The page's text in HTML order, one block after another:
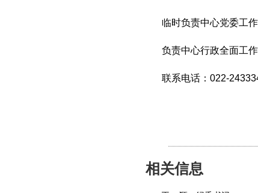
临时负责中心党委工作
负责中心行政全面工作
联系电话：022-
相关信息